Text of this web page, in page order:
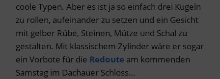
coole Typen. Aber es ist ja so einfach drei Kugeln
zu rollen, aufeinander zu setzen und ein Gesicht
mit gelber Rübe, Steinen, Mütze und Schal zu
gestalten. Mit klassischem Zylinder wäre er sogar
ein Vorbote für die Redoute am kommenden
Samstag im Dachauer Schloss…